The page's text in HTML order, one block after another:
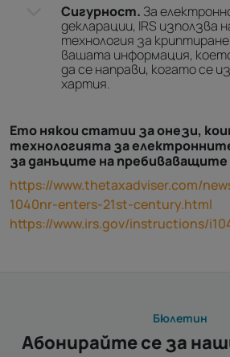
Сигурност. За
декларации, IRS използва
технология за
вашата информация,
да се направи, когато се
хартия.
Ето някои статии за онези,
технологията за
за данъците на
https://www.thetaxadviser.com/
1040nr-enters-21st-century.html
https://www.irs.gov/instructions/
Бюлетин
Абонирайте се за